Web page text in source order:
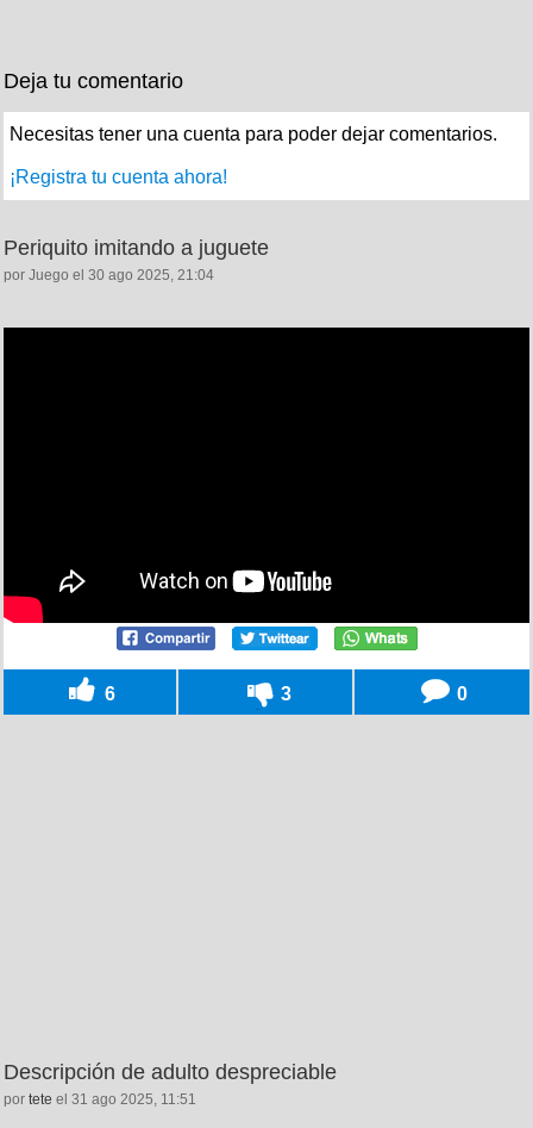
Deja tu comentario
Necesitas tener una cuenta para poder dejar comentarios.
¡Registra tu cuenta ahora!
Periquito imitando a juguete
por Juego el 30 ago 2025, 21:04
6 3 0
Descripción de adulto despreciable
por tete el 31 ago 2025, 11:51